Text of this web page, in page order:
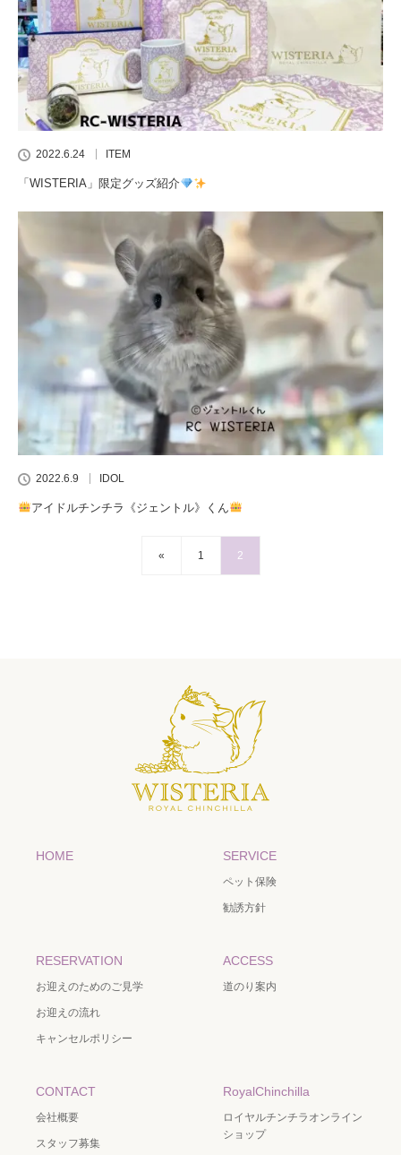
2022.6.24 ITEM
「WISTERIA」限定グッズ紹介
2022.6.9 IDOL
アイドルチンチラ《ジェントル》くん
« 1 2
HOME SERVICE
ペット保険
勧誘方針
RESERVATION
お迎えのためのご見学
お迎えの流れ
キャンセルポリシー
ACCESS
道のり案内
CONTACT
会社概要
スタッフ募集
RoyalChinchilla
ロイヤルチンチラオンライン
ショップ